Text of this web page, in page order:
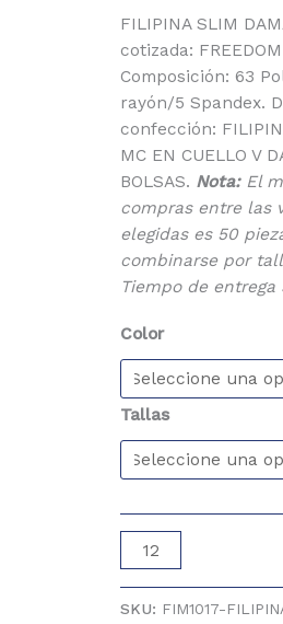
FILIPINA SLIM
cotizada:
Composición: 63
rayón/5 Spandex.
confección:
MC EN CUELLO V
BOLSAS. Nota: El
compras entre las
elegidas es 50
combinarse por
Tiempo de entrega
Color
Tallas
FILIPINA
SLIM
SKU: FIM1017-